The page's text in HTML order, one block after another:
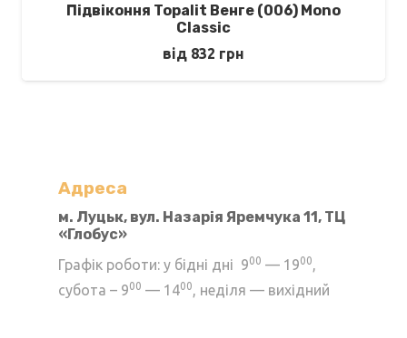
Підвіконня Topalit Венге (006) Mono
Classic
від 832 грн
Адреса
м. Луцьк, вул. Назарія Яремчука 11, ТЦ
«Глобус»
Графік роботи: у бідні дні 900 — 1900,
субота – 900 — 1400, неділя — вихідний